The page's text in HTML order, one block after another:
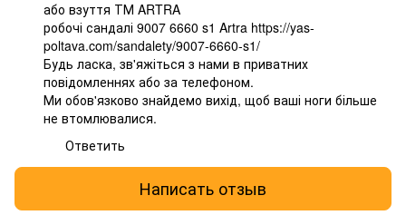
або взуття ТМ ARTRA
робочі сандалі 9007 6660 s1 Artra https://yas-
poltava.com/sandalety/9007-6660-s1/
Будь ласка, зв'яжіться з нами в приватних
повідомленнях або за телефоном.
Ми обов'язково знайдемо вихід, щоб ваші ноги більше
не втомлювалися.
Ответить
Написать отзыв